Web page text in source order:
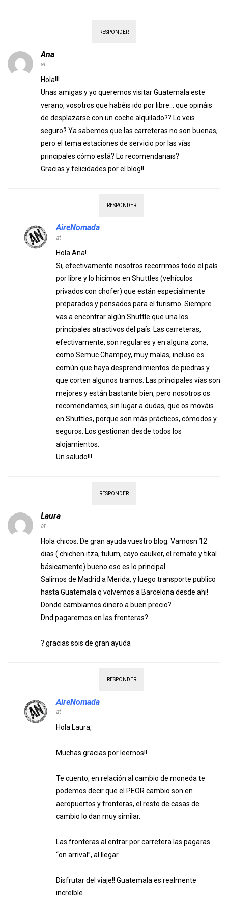
RESPONDER
Ana
at
Hola!!!
Unas amigas y yo queremos visitar Guatemala este
verano, vosotros que habéis ido por libre… que opináis
de desplazarse con un coche alquilado?? Lo veis
seguro? Ya sabemos que las carreteras no son buenas,
pero el tema estaciones de servicio por las vías
principales cómo está? Lo recomendariais?
Gracias y felicidades por el blog!!
RESPONDER
AireNomada
at
Hola Ana!
Si, efectivamente nosotros recorrimos todo el país
por libre y lo hicimos en Shuttles (vehículos
privados con chofer) que están especialmente
preparados y pensados para el turismo. Siempre
vas a encontrar algún Shuttle que una los
principales atractivos del país. Las carreteras,
efectivamente, son regulares y en alguna zona,
como Semuc Champey, muy malas, incluso es
común que haya desprendimientos de piedras y
que corten algunos tramos. Las principales vías son
mejores y están bastante bien, pero nosotros os
recomendamos, sin lugar a dudas, que os mováis
en Shuttles, porque son más prácticos, cómodos y
seguros. Los gestionan desde todos los
alojamientos.
Un saludo!!!
RESPONDER
Laura
at
Hola chicos. De gran ayuda vuestro blog. Vamosn 12
dias ( chichen itza, tulum, cayo caulker, el remate y tikal
básicamente) bueno eso es lo principal.
Salimos de Madrid a Merida, y luego transporte publico
hasta Guatemala q volvemos a Barcelona desde ahi!
Donde cambiamos dinero a buen precio?
Dnd pagaremos en las fronteras?
? gracias sois de gran ayuda
RESPONDER
AireNomada
at
Hola Laura,
Muchas gracias por leernos!!
Te cuento, en relación al cambio de moneda te
podemos decir que el PEOR cambio son en
aeropuertos y fronteras, el resto de casas de
cambio lo dan muy similar.
Las fronteras al entrar por carretera las pagaras
“on arrival”, al llegar.
Disfrutar del viaje!! Guatemala es realmente
increíble.